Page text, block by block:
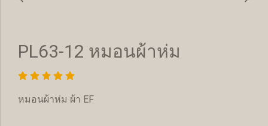
PL63-12 หมอนผ้าห่ม
หมอนผ้าห่ม ผ้า EF